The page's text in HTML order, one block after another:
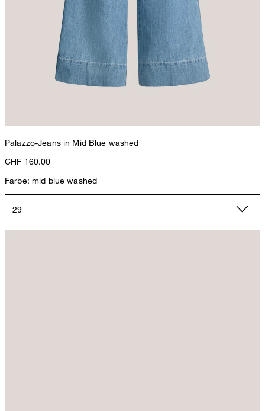
Palazzo-Jeans in Mid Blue washed
CHF 160.00
Farbe: mid blue washed
29